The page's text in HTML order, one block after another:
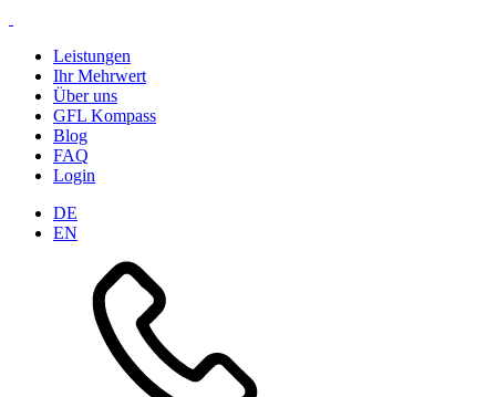
Leistungen
Ihr Mehrwert
Über uns
GFL Kompass
Blog
FAQ
Login
DE
EN